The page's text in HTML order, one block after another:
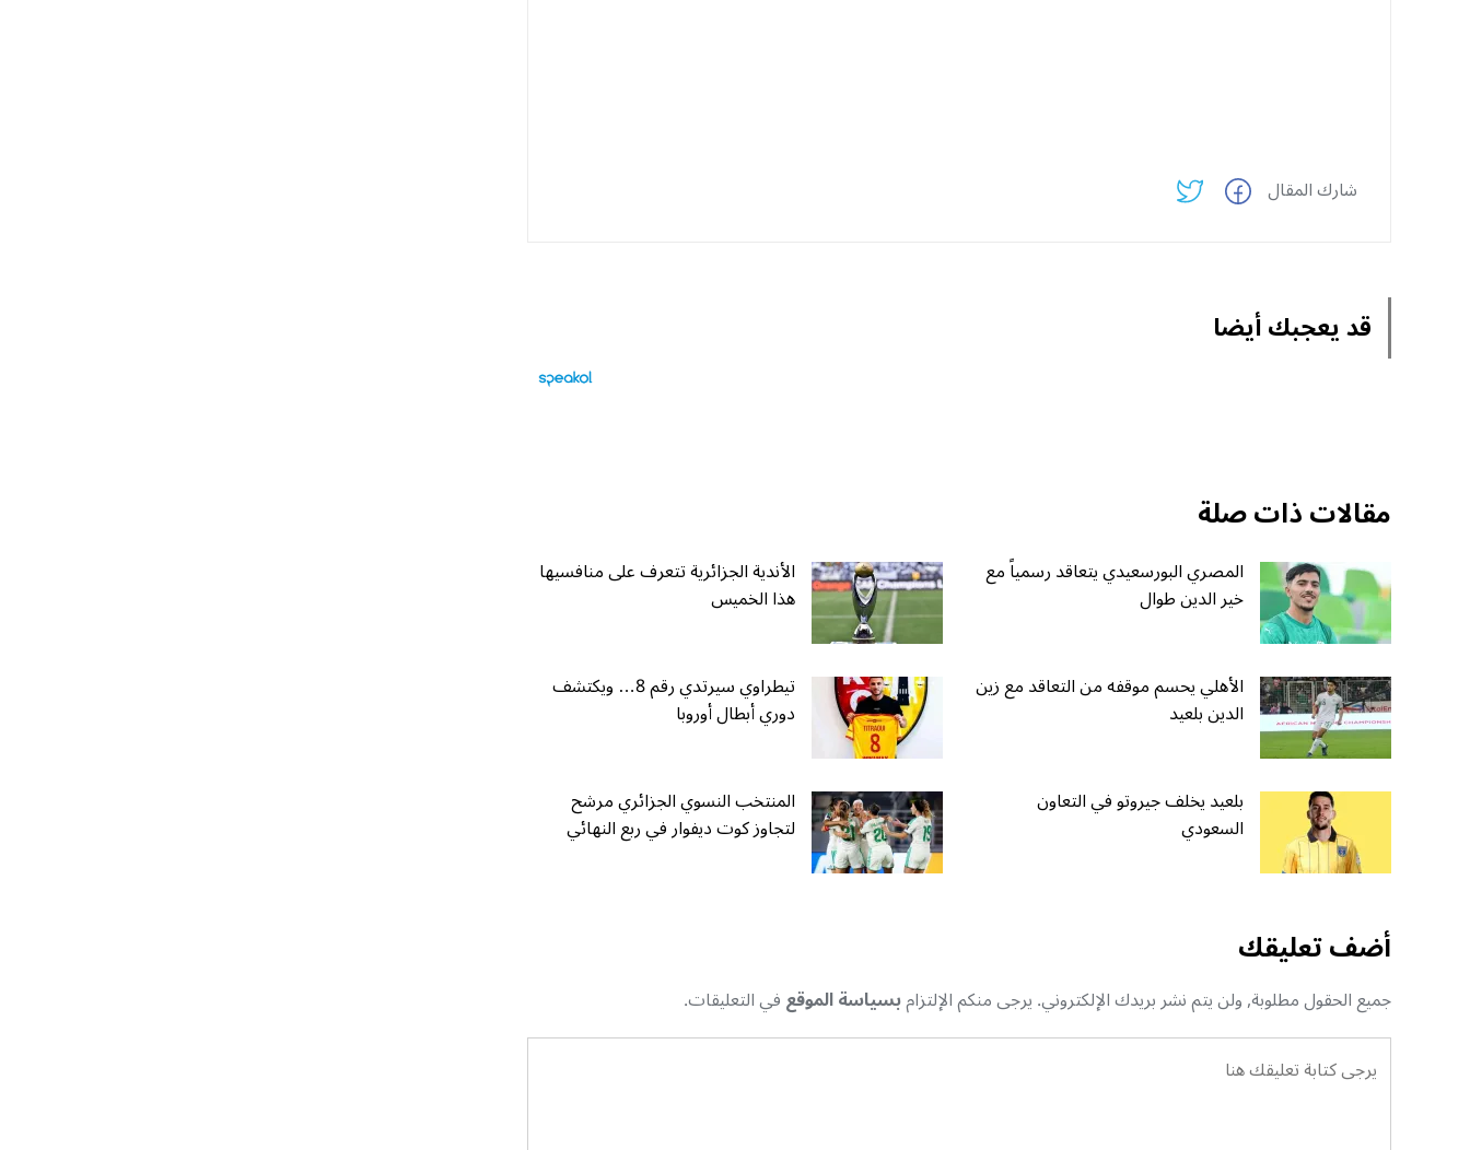
شارك المقال
قد يعجبك أيضا
مقالات ذات صلة
المصري البورسعيدي يتعاقد رسمياً مع
خير الدين طوال
الأندية الجزائرية تتعرف على منافسيها
هذا الخميس
الأهلي يحسم موقفه من التعاقد مع زين
الدين بلعيد
تيطراوي سيرتدي رقم 8… ويكتشف
دوري أبطال أوروبا
بلعيد يخلف جيروتو في التعاون
السعودي
المنتخب النسوي الجزائري مرشح
لتجاوز كوت ديفوار في ربع النهائي
أضف تعليقك
جميع الحقول مطلوبة, ولن يتم نشر بريدك الإلكتروني. يرجى منكم الإلتزامبسياسة الموقعفي التعليقات.